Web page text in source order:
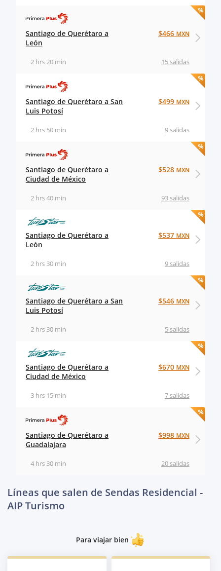
Santiago de Querétaro a
León
15 salidas
2 hrs 20 min
$466 MXN
Santiago de Querétaro a San
Luis Potosí
9 salidas
2 hrs 50 min
$499 MXN
Santiago de Querétaro a
Ciudad de México
93 salidas
2 hrs 40 min
$528 MXN
Santiago de Querétaro a
León
9 salidas
2 hrs 30 min
$537 MXN
Santiago de Querétaro a San
Luis Potosí
5 salidas
2 hrs 30 min
$546 MXN
Santiago de Querétaro a
Ciudad de México
7 salidas
3 hrs 15 min
$670 MXN
Santiago de Querétaro a
Guadalajara
20 salidas
4 hrs 30 min
$998 MXN
Líneas que salen de Sendas Residencial -
AIP Turismo
Para viajar bien